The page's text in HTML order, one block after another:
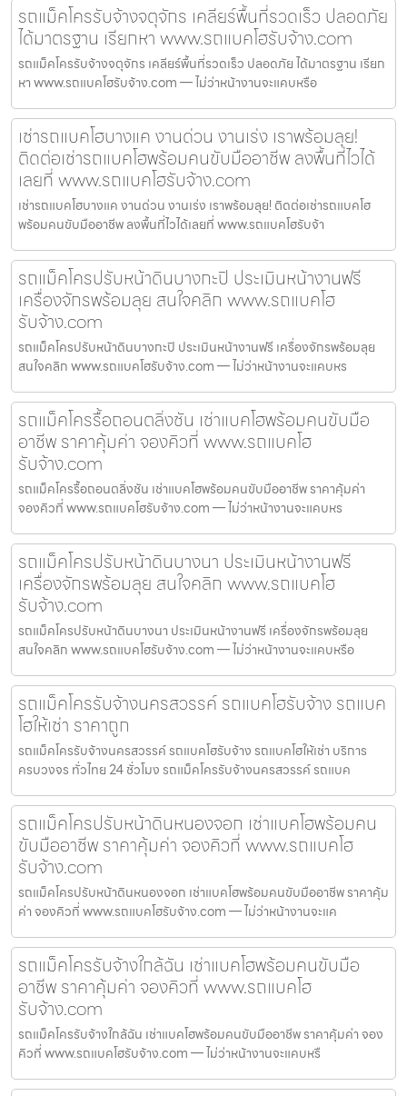
รถแม็คโครรับจ้างจตุจักร เคลียร์พื้นที่รวดเร็ว ปลอดภัย
ได้มาตรฐาน เรียกหา www.รถแบคโฮรับจ้าง.com
รถแม็คโครรับจ้างจตุจักร เคลียร์พื้นที่รวดเร็ว ปลอดภัย ได้มาตรฐาน เรียก
หา www.รถแบคโฮรับจ้าง.com — ไม่ว่าหน้างานจะแคบหรือ
เช่ารถแบคโฮบางแค งานด่วน งานเร่ง เราพร้อมลุย!
ติดต่อเช่ารถแบคโฮพร้อมคนขับมืออาชีพ ลงพื้นที่ไวได้
เลยที่ www.รถแบคโฮรับจ้าง.com
เช่ารถแบคโฮบางแค งานด่วน งานเร่ง เราพร้อมลุย! ติดต่อเช่ารถแบคโฮ
พร้อมคนขับมืออาชีพ ลงพื้นที่ไวได้เลยที่ www.รถแบคโฮรับจ้า
รถแม็คโครปรับหน้าดินบางกะปิ ประเมินหน้างานฟรี
เครื่องจักรพร้อมลุย สนใจคลิก www.รถแบคโฮ
รับจ้าง.com
รถแม็คโครปรับหน้าดินบางกะปิ ประเมินหน้างานฟรี เครื่องจักรพร้อมลุย
สนใจคลิก www.รถแบคโฮรับจ้าง.com — ไม่ว่าหน้างานจะแคบหร
รถแม็คโครรื้อถอนตลิ่งชัน เช่าแบคโฮพร้อมคนขับมือ
อาชีพ ราคาคุ้มค่า จองคิวที่ www.รถแบคโฮ
รับจ้าง.com
รถแม็คโครรื้อถอนตลิ่งชัน เช่าแบคโฮพร้อมคนขับมืออาชีพ ราคาคุ้มค่า
จองคิวที่ www.รถแบคโฮรับจ้าง.com — ไม่ว่าหน้างานจะแคบหร
รถแม็คโครปรับหน้าดินบางนา ประเมินหน้างานฟรี
เครื่องจักรพร้อมลุย สนใจคลิก www.รถแบคโฮ
รับจ้าง.com
รถแม็คโครปรับหน้าดินบางนา ประเมินหน้างานฟรี เครื่องจักรพร้อมลุย
สนใจคลิก www.รถแบคโฮรับจ้าง.com — ไม่ว่าหน้างานจะแคบหรือ
รถแม็คโครรับจ้างนครสวรรค์ รถแบคโฮรับจ้าง รถแบค
โฮให้เช่า ราคาถูก
รถแม็คโครรับจ้างนครสวรรค์ รถแบคโฮรับจ้าง รถแบคโฮให้เช่า บริการ
ครบวงจร ทั่วไทย 24 ชั่วโมง รถแม็คโครรับจ้างนครสวรรค์ รถแบค
รถแม็คโครปรับหน้าดินหนองจอก เช่าแบคโฮพร้อมคน
ขับมืออาชีพ ราคาคุ้มค่า จองคิวที่ www.รถแบคโฮ
รับจ้าง.com
รถแม็คโครปรับหน้าดินหนองจอก เช่าแบคโฮพร้อมคนขับมืออาชีพ ราคาคุ้ม
ค่า จองคิวที่ www.รถแบคโฮรับจ้าง.com — ไม่ว่าหน้างานจะแค
รถแม็คโครรับจ้างใกล้ฉัน เช่าแบคโฮพร้อมคนขับมือ
อาชีพ ราคาคุ้มค่า จองคิวที่ www.รถแบคโฮ
รับจ้าง.com
รถแม็คโครรับจ้างใกล้ฉัน เช่าแบคโฮพร้อมคนขับมืออาชีพ ราคาคุ้มค่า จอง
คิวที่ www.รถแบคโฮรับจ้าง.com — ไม่ว่าหน้างานจะแคบหรื